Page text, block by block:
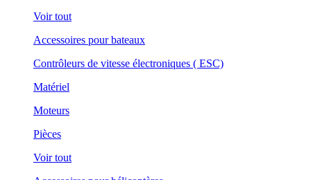
Voir tout
Accessoires pour bateaux
Contrôleurs de vitesse électroniques ( ESC)
Matériel
Moteurs
Pièces
Voir tout